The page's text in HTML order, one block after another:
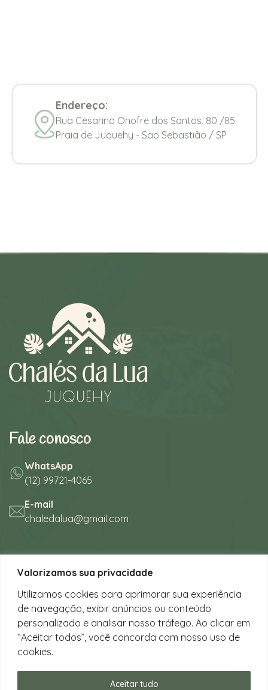
Valorizamos sua privacidade
Utilizamos cookies para aprimorar sua experiência
de navegação, exibir anúncios ou conteúdo
personalizado e analisar nosso tráfego. Ao clicar em
“Aceitar todos”, você concorda com nosso uso de
cookies.
Aceitar tudo
Endereço:
Rua Cesarino Onofre dos Santos, 80 /85
Praia de Juquehy - Sao Sebastião / SP
Fale conosco
WhatsApp
(12) 99721-4065
E-mail
chaledalua@gmail.com
Seu refúgio em meio à natureza
na bela praia de Juquehy.
Instagram
@chalesdaluajuquehy
Facebook
Chalés da Lua Juquehy